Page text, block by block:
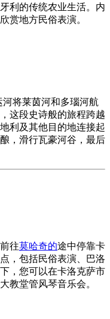
利的传统农业生活。内
赏地方民俗表演。
将莱茵河和多瑙河航
这段史诗般的旅程跨越
利及其他目的地连接起
，滑行瓦豪河谷，最后
往莫哈奇的途中停靠卡
，包括民俗表演、巴洛
，您可以在卡洛克萨市
教堂管风琴音乐会。